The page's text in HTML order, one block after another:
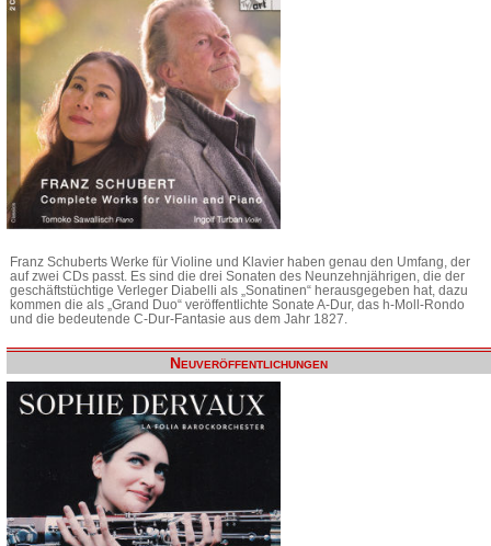
Franz Schuberts Werke für Violine und Klavier haben genau den Umfang, der
auf zwei CDs passt. Es sind die drei Sonaten des Neunzehnjährigen, die der
geschäftstüchtige Verleger Diabelli als „Sonatinen“ herausgegeben hat, dazu
kommen die als „Grand Duo“ veröffentlichte Sonate A-Dur, das h-Moll-Rondo
und die bedeutende C-Dur-Fantasie aus dem Jahr 1827.
Neuveröffentlichungen